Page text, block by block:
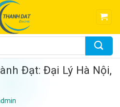
Đạt: Đại Lý Hà Nội,